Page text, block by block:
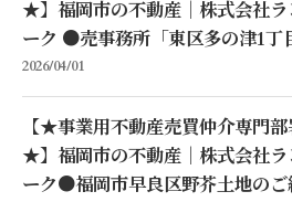
★】福岡市の不動産｜株式会社ラ
ーク ●売事務所「東区多の津1
2026/04/01
【★事業用不動産売買仲介専門部
★】福岡市の不動産｜株式会社ラ
ーク●福岡市早良区野芥土地の